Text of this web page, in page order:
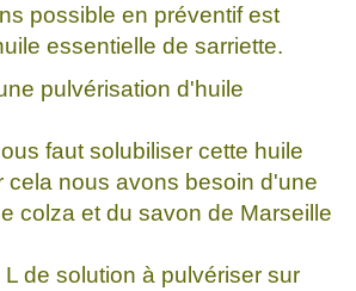
possible en préventif est
essentielle de sarriette.
pulvérisation d'huile
faut solubiliser cette huile
cela nous avons besoin d'une
colza et du savon de Marseille
de solution à pulvériser sur